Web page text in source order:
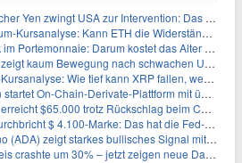
zwingt USA zur Intervention: Das größte Risiko seit 15 Jahren
Kann ETH die Widerstände der gleitenden Durchschnitte überwinden?
Darum kostet das Alter deutlich mehr als Sie denken
Bewegung nach schwachen US-Arbeitsmarktdaten, Fed-Zinserhöhungschancen sinken auf 44%
Wie tief kann XRP fallen, wenn die $1-Unterstützung am Wochenende verloren geht?
On-Chain-Derivate-Plattform mit über 950 Märkten in einem Konto
$65.000 trotz Rückschlag beim CLARITY Act und fehlendem US-Iran-Abkommen
$ 4.100-Marke: Das hat die Fed-Entscheidung ausgelöst
zeigt starkes bullisches Signal mit Potenzial für 200% Kursanstieg
um 30% – jetzt zeigen neue Daten: War es berechtigt?